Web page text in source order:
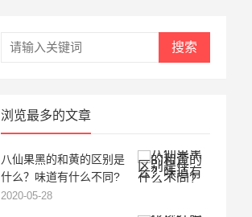
搜索
浏览最多的文章
八仙果黑的和黄的区别是
什么？味道有什么不同?
2020-05-28